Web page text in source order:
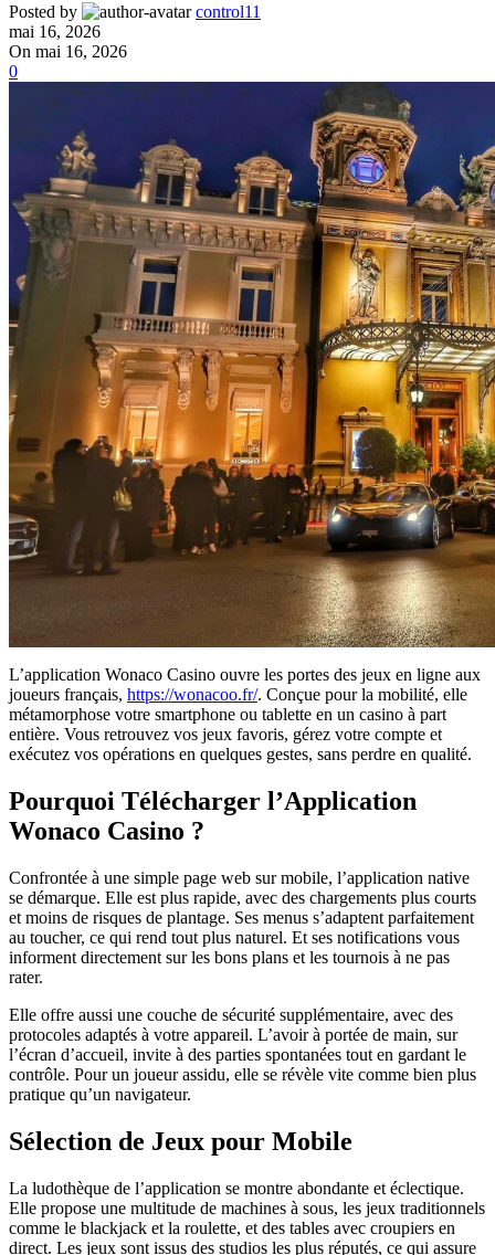
Posted by
control11
mai 16, 2026
On mai 16, 2026
0
L’application Wonaco Casino ouvre les portes des jeux en ligne aux
joueurs français, https://wonacoo.fr/. Conçue pour la mobilité, elle
métamorphose votre smartphone ou tablette en un casino à part
entière. Vous retrouvez vos jeux favoris, gérez votre compte et
exécutez vos opérations en quelques gestes, sans perdre en qualité.
Pourquoi Télécharger l’Application
Wonaco Casino ?
Confrontée à une simple page web sur mobile, l’application native
se démarque. Elle est plus rapide, avec des chargements plus courts
et moins de risques de plantage. Ses menus s’adaptent parfaitement
au toucher, ce qui rend tout plus naturel. Et ses notifications vous
informent directement sur les bons plans et les tournois à ne pas
rater.
Elle offre aussi une couche de sécurité supplémentaire, avec des
protocoles adaptés à votre appareil. L’avoir à portée de main, sur
l’écran d’accueil, invite à des parties spontanées tout en gardant le
contrôle. Pour un joueur assidu, elle se révèle vite comme bien plus
pratique qu’un navigateur.
Sélection de Jeux pour Mobile
La ludothèque de l’application se montre abondante et éclectique.
Elle propose une multitude de machines à sous, les jeux traditionnels
comme le blackjack et la roulette, et des tables avec croupiers en
direct. Les jeux sont issus des studios les plus réputés, ce qui assure